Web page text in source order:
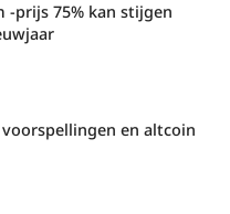
-prijs 75% kan stijgen
en altcoin